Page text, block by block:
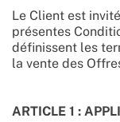
Le Client est
présentes
définissent les
la vente des
ARTICLE 1 :